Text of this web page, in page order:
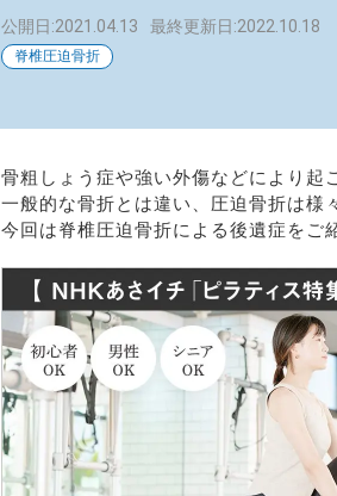
公開日:2021.04.13 最終更新日:2022.10.18
脊椎圧迫骨折
骨粗しょう症や強い外傷などにより起
一般的な骨折とは違い、圧迫骨折は様
今回は脊椎圧迫骨折による後遺症をご